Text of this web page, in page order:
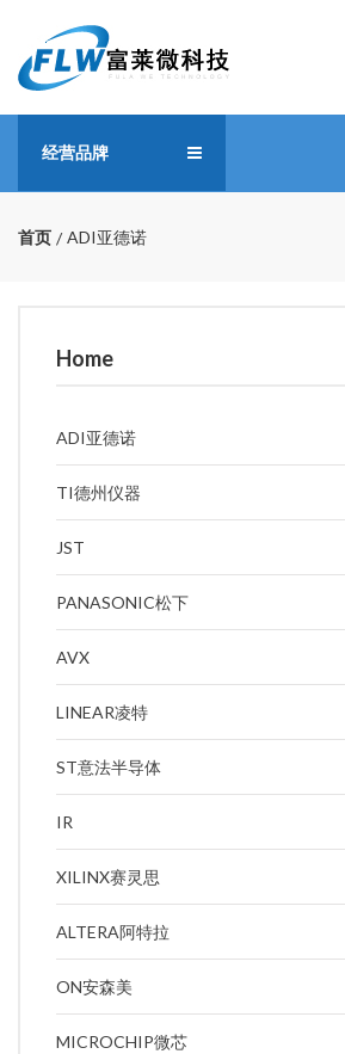
经营品牌
首页 ADI亚德诺
Home
ADI亚德诺
TI德州仪器
JST
PANASONIC松下
AVX
LINEAR凌特
ST意法半导体
IR
XILINX赛灵思
ALTERA阿特拉
ON安森美
MICROCHIP微芯